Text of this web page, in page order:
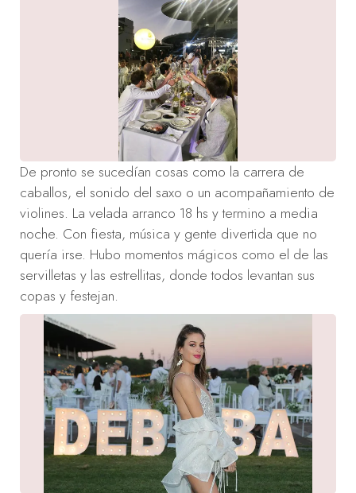
De pronto se sucedían cosas como la carrera de
caballos, el sonido del saxo o un acompañamiento de
violines. La velada arranco 18 hs y termino a media
noche. Con fiesta, música y gente divertida que no
quería irse. Hubo momentos mágicos como el de las
servilletas y las estrellitas, donde todos levantan sus
copas y festejan.